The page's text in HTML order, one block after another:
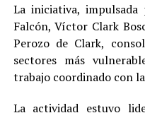
La iniciativa,
Falcón, Víctor Clark
Perozo de Clark,
sectores más
trabajo coordinado con
La actividad estuvo